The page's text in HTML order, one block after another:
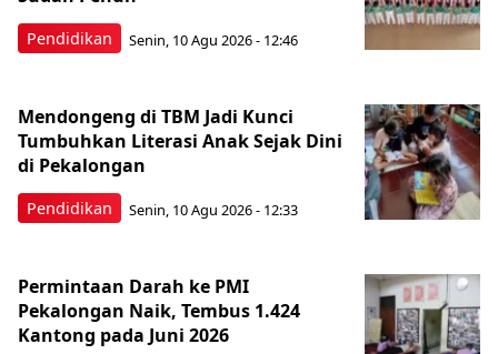
Pendidikan Senin, 10 Agu 2026 - 12:46
Pendidikan
Mendongeng di TBM Jadi Kunci
Tumbuhkan Literasi Anak Sejak Dini
di Pekalongan
Senin, 10 Agu 2026 - 12:33
Permintaan Darah ke PMI
Pekalongan Naik, Tembus 1.424
Kantong pada Juni 2026